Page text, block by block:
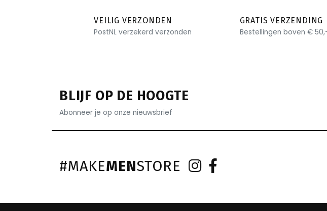
VEILIG VERZONDEN
PostNL verzekerd verzonden
GRATIS VERZENDING
Bestellingen boven €
BLIJF OP DE HOOGTE
Abonneer je op onze nieuwsbrief
#MAKEMENSTORE